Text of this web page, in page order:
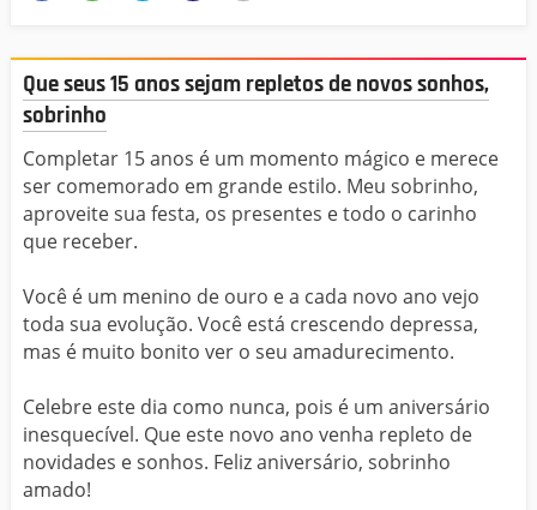
Que seus 15 anos sejam repletos de novos sonhos,
sobrinho
Completar 15 anos é um momento mágico e merece
ser comemorado em grande estilo. Meu sobrinho,
aproveite sua festa, os presentes e todo o carinho
que receber.
Você é um menino de ouro e a cada novo ano vejo
toda sua evolução. Você está crescendo depressa,
mas é muito bonito ver o seu amadurecimento.
Celebre este dia como nunca, pois é um aniversário
inesquecível. Que este novo ano venha repleto de
novidades e sonhos. Feliz aniversário, sobrinho
amado!